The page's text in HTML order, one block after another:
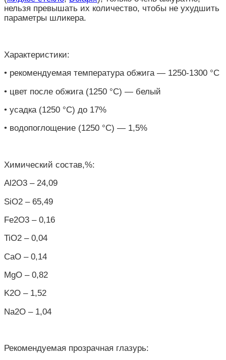
нельзя превышать их количество, чтобы не ухудшить
параметры шликера.
Характеристики:
• рекомендуемая температура обжига — 1250-1300 °C
• цвет после обжига (1250 °C) — белый
• усадка (1250 °C) до 17%
• водопоглощение (1250 °C) — 1,5%
Химический состав,%:
Al2O3 – 24,09
SiO2 – 65,49
Fe2O3 – 0,16
TiO2 – 0,04
CaO – 0,14
MgO – 0,82
K2O – 1,52
Na2O – 1,04
Рекомендуемая прозрачная глазурь: